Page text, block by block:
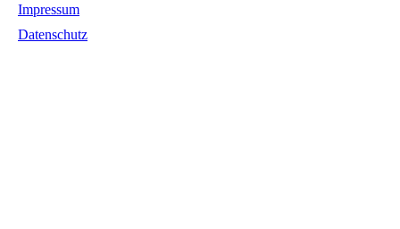
Impressum
Datenschutz